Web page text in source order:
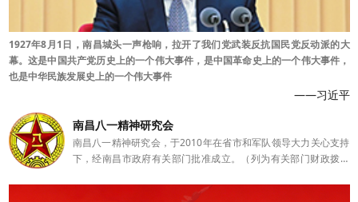
1927年8月1日，南昌城头一声枪响，拉开了我们党武装反抗国民党反动派的大
幕。这是中国共产党历史上的一个伟大事件，是中国革命史上的一个伟大事件，
也是中华民族发展史上的一个伟大事件
——习近平
南昌八一精神研究会
南昌八一精神研究会，于2010年在省市和军队领导大力关心支持
下，经南昌市政府有关部门批准成立。（列为有关部门财政拨款
院杨晋明、金玉国、潘宏等为八一精神研究会理论研究指导单位